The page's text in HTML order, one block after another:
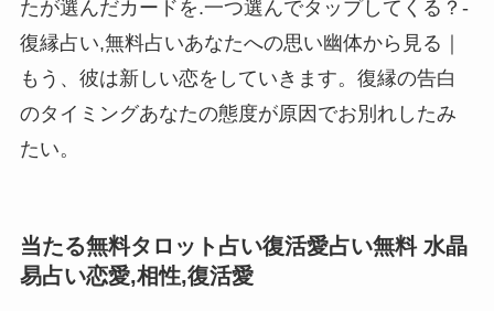
たが選んだカードを.一つ選んでタップしてくる？-
復縁占い,無料占いあなたへの思い幽体から見る｜
もう、彼は新しい恋をしていきます。復縁の告白
のタイミングあなたの態度が原因でお別れしたみ
たい。
当たる無料タロット占い復活愛占い無料 水晶
易占い恋愛,相性,復活愛